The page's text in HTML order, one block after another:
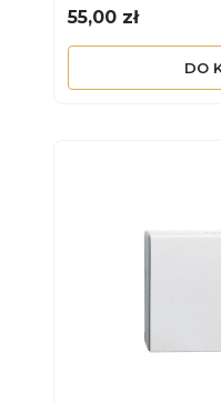
Cena
55,00 zł
DO